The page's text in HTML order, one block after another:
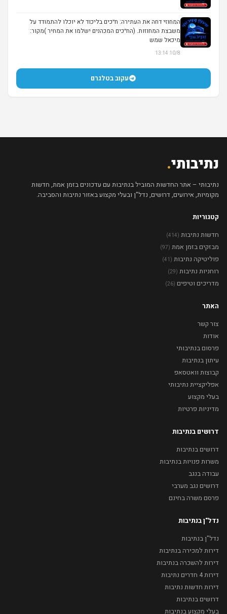
המחוזי דחה את העתירה: ח״כים בליכוד לא יוכלו להתמודד על
משבצת המחוזות. (הח״כים המכהנים ישלמו את המחיר )מקור:
מיכאל שמש
10/8 13:14
עקוב בטלגרם
נתיבותי.
נתיבותי – אתר החדשות המוביל בנתיבות עם עדכונים בזמן אמת, חדשות
מקומיות, אירועים, דרושים, נדל"ן ובעלי מקצוע באזור נתיבות והסביבה.
קטגוריות
חדשות נתיבות (414)
מבזקים בזמן אמת (97)
פוליטיקה נתיבות (41)
רוחניות נתיבות (29)
מדריכים וטיפים (26)
האתר
צור קשר
אודות
פרסום בנתיבותי
עיתון בנתיבות
קבוצות וואטסאפ
אפליקציית נתיבותי
בעלי מקצוע
מדיניות פרטיות
דרושים בנתיבות
דרושים בנתיבות
משרות פנויות בנתיבות
עבודה בנגב
דרושים נגב מערבי
פרסם משרה בחינם
נדל"ן בנתיבות
נדל"ן בנתיבות
דירות למכירה בנתיבות
דירות להשכרה בנתיבות
דירות 4 חדרים נתיבות
דירות חדשות נתיבות
דרושים בנתיבות
בעלי מקצוע בנתיבות